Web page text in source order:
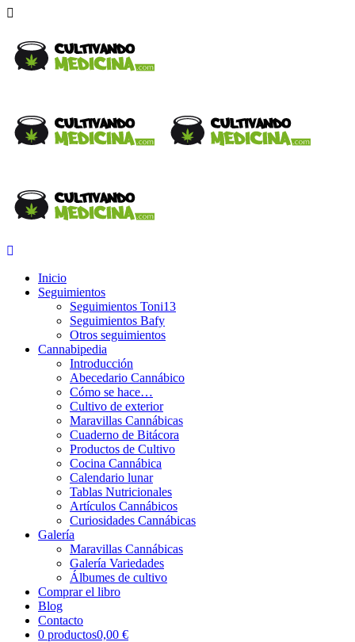
Inicio
Seguimientos
Seguimientos Toni13
Seguimientos Bafy
Otros seguimientos
Cannabipedia
Introducción
Abecedario Cannábico
Cómo se hace…
Cultivo de exterior
Maravillas Cannábicas
Cuaderno de Bitácora
Productos de Cultivo
Cocina Cannábica
Calendario lunar
Tablas Nutricionales
Artículos Cannábicos
Curiosidades Cannábicas
Galería
Maravillas Cannábicas
Galería Variedades
Álbumes de cultivo
Comprar el libro
Blog
Contacto
0 productos0,00 €